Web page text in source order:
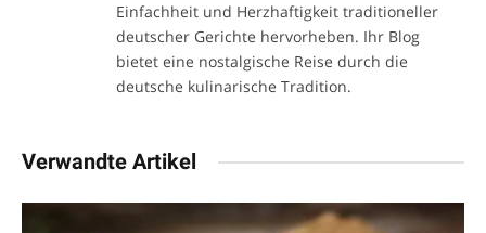
Einfachheit und Herzhaftigkeit traditioneller
deutscher Gerichte hervorheben. Ihr Blog
bietet eine nostalgische Reise durch die
deutsche kulinarische Tradition.
Verwandte Artikel